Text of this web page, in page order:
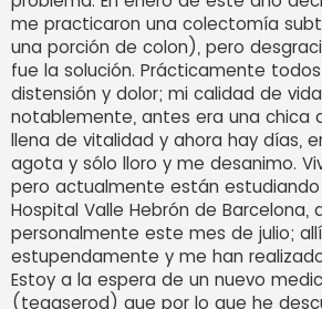
me practicaron una colectomía
una porción de colon), pero
fue la solución. Prácticamente
distensión y dolor; mi calidad de
notablemente, antes era una chica
llena de vitalidad y ahora hay días,
agota y sólo lloro y me desanimo.
pero actualmente están
Hospital Valle Hebrón de Barcelona,
personalmente este mes de julio;
estupendamente y me han
Estoy a la espera de un nuevo
(tegaserod) que por lo que he